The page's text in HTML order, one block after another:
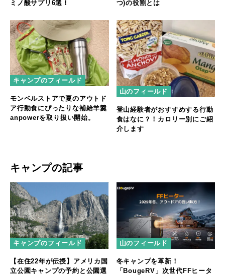
ミノ酸サプリ6選！
つ)の役割とは
キャンプのフィールド
モンベルストアで夏のアウトド
ア行動食にぴったりな補給羊羹
anpowerを取り扱い開始。
山のフィールド
登山経験者がおすすめする行動
食はなに？！カロリー別にご紹
介します
キャンプの記事
キャンプのフィールド
【在住22年が伝授】アメリカ国
立公園キャンプの予約と公園選
山のフィールド
冬キャンプを革新！
「BougeRV」次世代FFヒータ